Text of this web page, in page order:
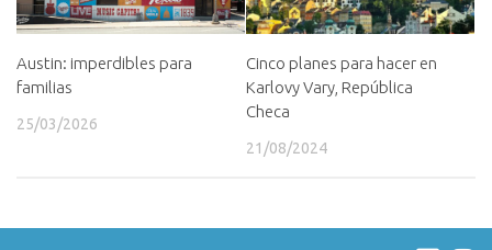
Austin: imperdibles para
familias
25/03/2026
Cinco planes para hacer en
Karlovy Vary, República
Checa
21/08/2024